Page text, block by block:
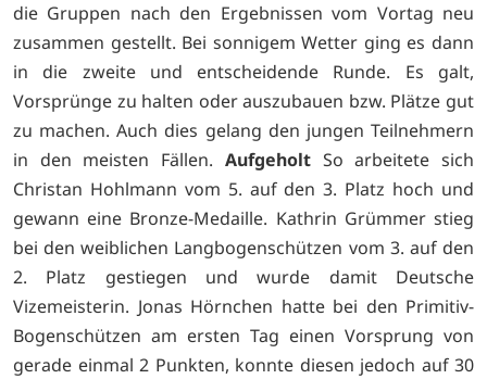
die Gruppen nach den Ergebnissen vom Vortag neu
zusammen gestellt. Bei sonnigem Wetter ging es dann
in die zweite und entscheidende Runde. Es galt,
Vorsprünge zu halten oder auszubauen bzw. Plätze gut
zu machen. Auch dies gelang den jungen Teilnehmern
in den meisten Fällen. AufgeholtSo arbeitete sich
Christan Hohlmann vom 5. auf den 3. Platz hoch und
gewann eine Bronze-Medaille. Kathrin Grümmer stieg
bei den weiblichen Langbogenschützen vom 3. auf den
2. Platz gestiegen und wurde damit Deutsche
Vizemeisterin. Jonas Hörnchen hatte bei den Primitiv-
Bogenschützen am ersten Tag einen Vorsprung von
gerade einmal 2 Punkten, konnte diesen jedoch auf 30